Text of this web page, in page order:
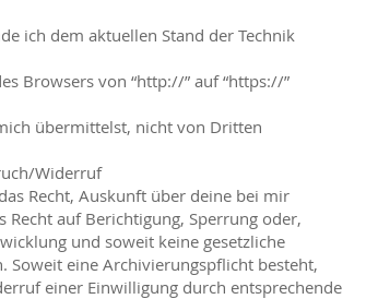
ich dem aktuellen Stand der Technik
Browsers von “http://” auf “https://”
übermittelst, nicht von Dritten
Widerruf
Recht, Auskunft über deine bei mir
Recht auf Berichtigung, Sperrung oder,
und soweit keine gesetzliche
Soweit eine Archivierungspflicht besteht,
einer Einwilligung durch entsprechende